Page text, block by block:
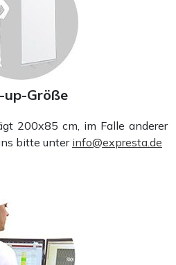
up-Größe
200x85 cm, im Falle anderer
bitte unter info@expresta.de